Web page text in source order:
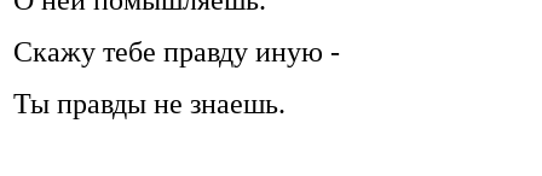
Скажу тебе правду иную -
Ты правды не знаешь.